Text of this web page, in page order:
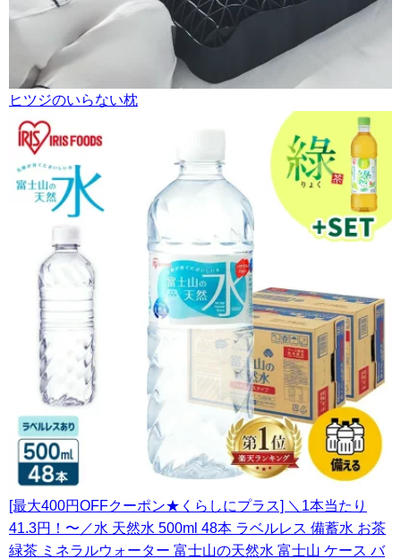
ヒツジのいらない枕
[最大400円OFFクーポン★くらしにプラス] ＼1本当たり
41.3円！〜／水 天然水 500ml 48本 ラベルレス 備蓄水 お茶
緑茶 ミネラルウォーター 富士山の天然水 富士山 ケース バ